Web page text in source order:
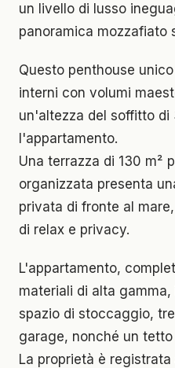
un livello di lusso
panoramica mozzafiato
Questo penthouse
interni con volumi
un'altezza del soffitto
l'appartamento.
Una terrazza di 130 m²
organizzata presenta
privata di fronte al
di relax e privacy.
L'appartamento,
materiali di alta
spazio di stoccaggio,
garage, nonché un
La proprietà è registrata